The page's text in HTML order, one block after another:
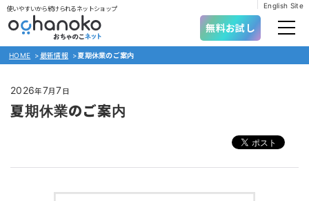
English Site
使いやすいから続けられるネットショップ
無料お試し
HOME >最新情報 >夏期休業のご案内
2026年7月7日
夏期休業のご案内